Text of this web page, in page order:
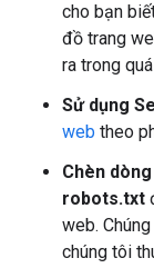
cho bạn
đồ trang
ra trong
Sử dụng
web theo
Chèn
robots.txt
web.
chúng tôi